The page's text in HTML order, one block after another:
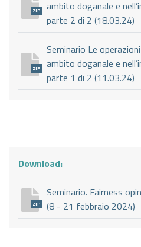
ZIP
ambito doganale e
parte 2 di 2 (18.03.24)
ZIP
Seminario Le
ambito doganale e
parte 1 di 2 (11.03.24)
Download:
ZIP
Seminario. Fairness
(8 - 21 febbraio 2024)